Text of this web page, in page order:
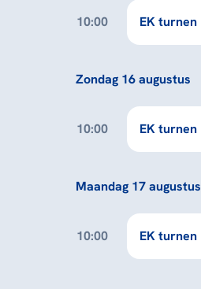
10:00 EK turnen
Zondag 16 augustus
10:00 EK turnen
Maandag 17 augustus
10:00 EK turnen